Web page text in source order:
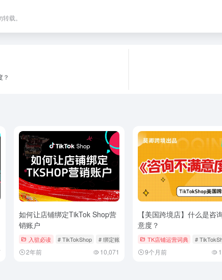
载。
？
# 处理退款
如何让店铺绑定TikTok Shop营
销账户
入驻必读 # TikTokShop # 绑定账号 # 营销账户
2年前 10,071
【美国跨境店】什么是咨
意度？
TK店铺运营词典 #
9个月前